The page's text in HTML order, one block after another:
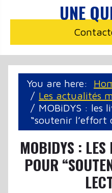
UNE
You are here:
Les actualités
MOBiDYS : les
“soutenir l’effort
MOBIDYS : LES
POUR